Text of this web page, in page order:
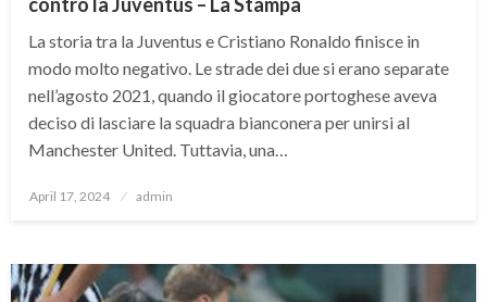
La storia tra la Juventus e Cristiano Ronaldo finisce in
modo molto negativo. Le strade dei due si erano separate
nell’agosto 2021, quando il giocatore portoghese aveva
deciso di lasciare la squadra bianconera per unirsi al
Manchester United. Tuttavia, una…
Posted
April 17, 2024 admin